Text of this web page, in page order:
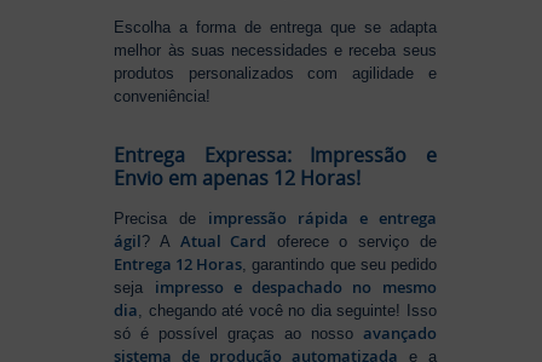
Escolha a forma de entrega que se adapta
melhor às suas necessidades e receba seus
produtos personalizados com agilidade e
conveniência!
Entrega Expressa: Impressão e
Envio em apenas 12 Horas!
Precisa de impressão rápida e entrega
ágil? A Atual Card oferece o serviço de
Entrega 12 Horas, garantindo que seu pedido
seja impresso e despachado no mesmo
dia, chegando até você no dia seguinte! Isso
só é possível graças ao nosso avançado
sistema de produção automatizada e a